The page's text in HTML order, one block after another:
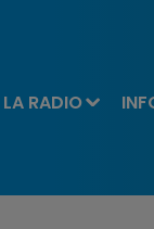
LA RADIO